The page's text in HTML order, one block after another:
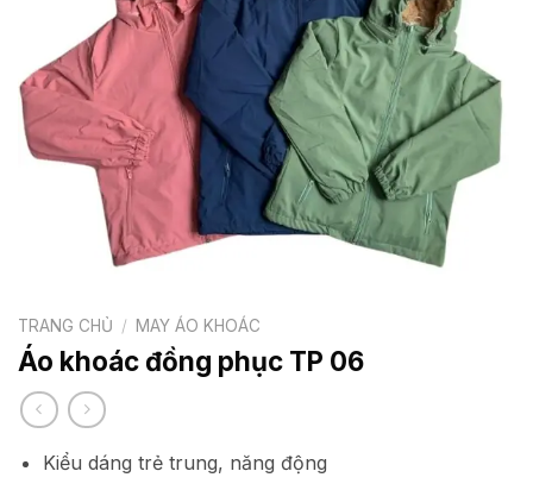
TRANG CHỦ / MAY ÁO KHOÁC
Áo khoác đồng phục TP 06
Kiểu dáng trẻ trung, năng động